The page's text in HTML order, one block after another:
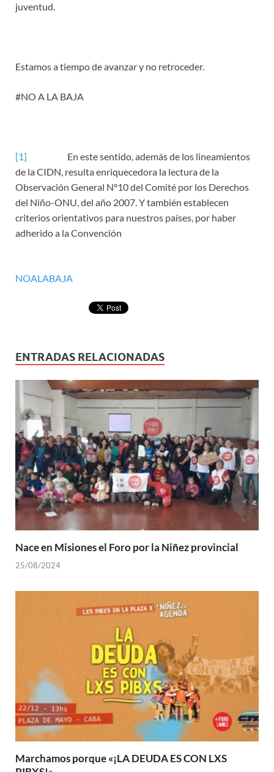
juventud.
Estamos a tiempo de avanzar y no retroceder.
#NO A LA BAJA
[1] En este sentido, además de los lineamientos
de la CIDN, resulta enriquecedora la lectura de la
Observación General N°10 del Comité por los Derechos
del Niño-ONU, del año 2007. Y también establecen
criterios orientativos para nuestros países, por haber
adherido a la Convención
NOALABAJA
ENTRADAS RELACIONADAS
Nace en Misiones el Foro por la Niñez provincial
25/08/2024
Marchamos porque «¡LA DEUDA ES CON LXS